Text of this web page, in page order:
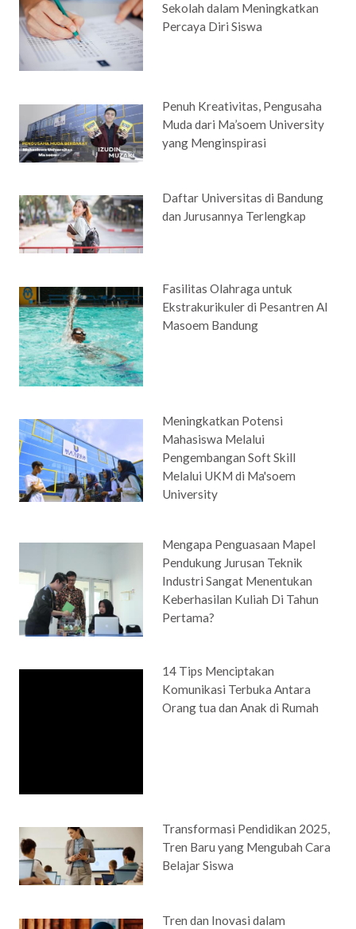
Sekolah dalam Meningkatkan
Percaya Diri Siswa
Penuh Kreativitas, Pengusaha
Muda dari Ma’soem University
yang Menginspirasi
Daftar Universitas di Bandung
dan Jurusannya Terlengkap
Fasilitas Olahraga untuk
Ekstrakurikuler di Pesantren Al
Masoem Bandung
Meningkatkan Potensi
Mahasiswa Melalui
Pengembangan Soft Skill
Melalui UKM di Ma'soem
University
Mengapa Penguasaan Mapel
Pendukung Jurusan Teknik
Industri Sangat Menentukan
Keberhasilan Kuliah Di Tahun
Pertama?
14 Tips Menciptakan
Komunikasi Terbuka Antara
Orang tua dan Anak di Rumah
Transformasi Pendidikan 2025,
Tren Baru yang Mengubah Cara
Belajar Siswa
Tren dan Inovasi dalam